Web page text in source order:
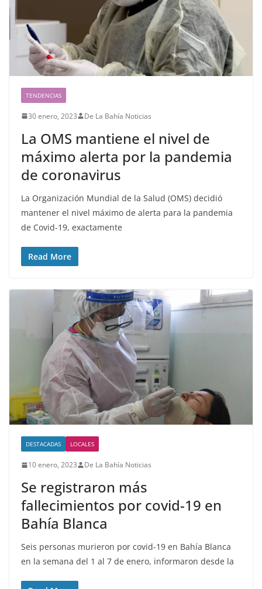
TENDENCIAS
30 enero, 2023 De La Bahía Noticias
La OMS mantiene el nivel de
máximo alerta por la pandemia
de coronavirus
La Organización Mundial de la Salud (OMS) decidió
mantener el nivel máximo de alerta para la pandemia
de Covid-19, exactamente
Read More
DESTACADAS LOCALES
10 enero, 2023 De La Bahía Noticias
Se registraron más
fallecimientos por covid-19 en
Bahía Blanca
Seis personas murieron por covid-19 en Bahía Blanca
en la semana del 1 al 7 de enero, informaron desde la